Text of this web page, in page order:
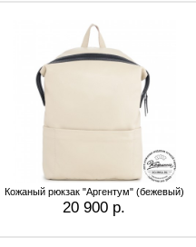
Кожаный рюкзак "Аргентум" (бежевый)
20 900 р.